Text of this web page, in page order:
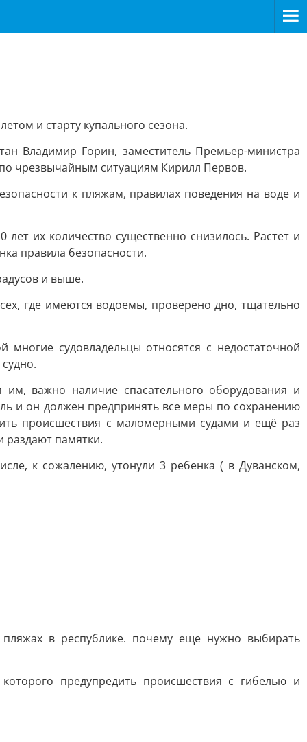
и старту купального сезона.
Владимир Горин, заместитель Премьер-министра
чрезвычайным ситуациям Кирилл Первов.
к пляжам, правилах поведения на воде и
их количество существенно снизилось. Растет и
правила безопасности.
и выше.
где имеются водоемы, проверено дно, тщательно
судовладельцы относятся с недостаточной
важно наличие спасательного оборудования и
и он должен предпринять все меры по сохранению
происшествия с маломерными судами и ещё раз
раздают памятки.
к сожалению, утонули 3 ребенка ( в Дуванском,
в республике. почему еще нужно выбирать
предупредить происшествия с гибелью и